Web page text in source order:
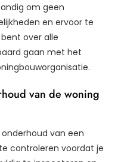
om geen
en ervoor te
over alle
gaan met het
van de woning
van een
controleren voordat je